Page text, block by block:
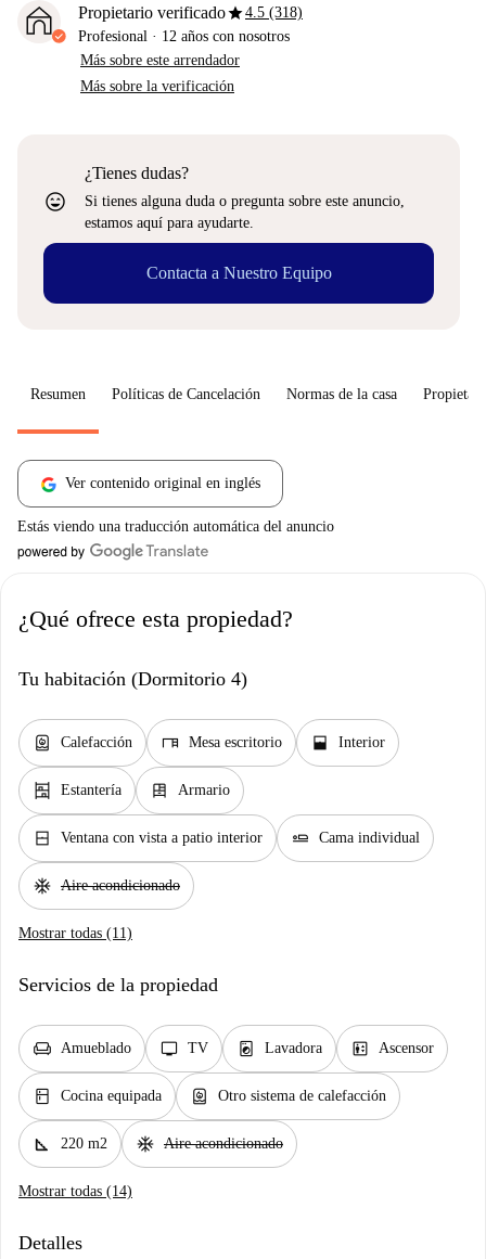
Propietario verificadostar4.5 (318)
Profesional · 12 años con nosotros
Más sobre este arrendador
Más sobre la verificación
sentiment_very_satisfied
¿Tienes dudas?
Si tienes alguna duda o pregunta sobre este anuncio,
estamos aquí para ayudarte.
Contacta a Nuestro Equipo
Resumen Políticas de Cancelación Normas de la casa
Ver contenido original en inglés
Estás viendo una traducción automática del anuncio
¿Qué ofrece esta propiedad?
Tu habitación (Dormitorio 4)
water_heater Calefacción desk Mesa escritorio window_open Interior
shelves Estantería dresser Armario
window_closed Ventana con vista a patio interior airline_seat_flat Cama individual
ac_unit Aire acondicionado
Mostrar todas (11)
Servicios de la propiedad
chair Amueblado tv TV local_laundry_service Lavadora elevator Ascensor
kitchen Cocina equipada water_heater Otro sistema de calefacción
square_foot 220 m2 ac_unit Aire acondicionado
Mostrar todas (14)
Detalles